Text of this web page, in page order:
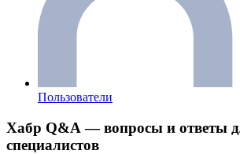
Пользователи
Хабр Q&A — вопросы и ответы
специалистов